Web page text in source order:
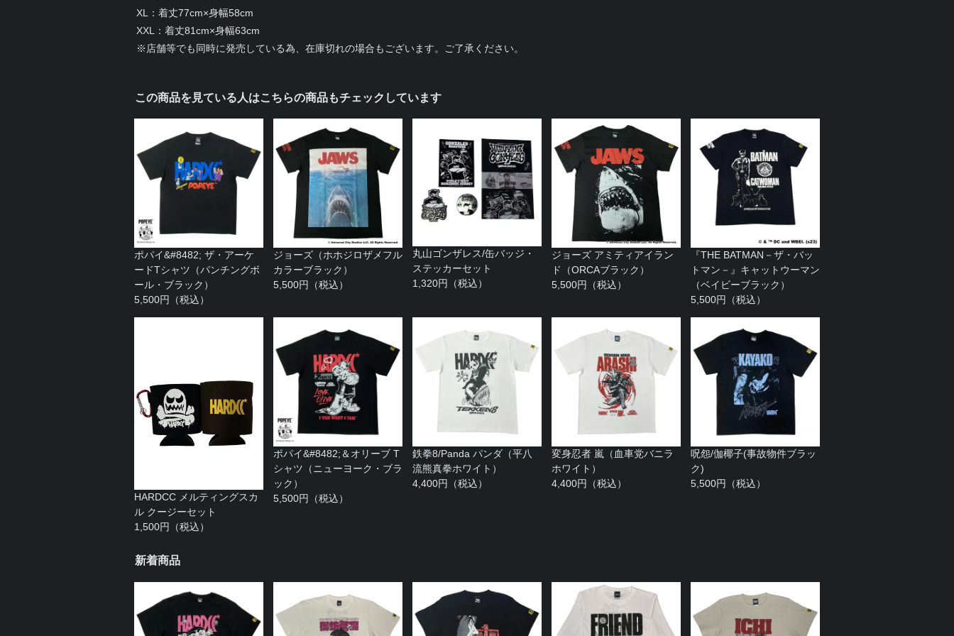
XL：着丈77cm×身幅58cm
XXL：着丈81cm×身幅63cm
※店舗等でも同時に発売している為、在庫切れの場合もございます。ご了承ください。
この商品を見ている人はこちらの商品もチェックしています
ポパイ&#8482; ザ・アーケ
ードTシャツ（パンチングボ
ール・ブラック）
5,500円（税込）
ジョーズ（ホホジロザメフル
カラーブラック）
5,500円（税込）
丸山ゴンザレス/缶バッジ・
ステッカーセット
1,320円（税込）
ジョーズ アミティアイラン
ド（ORCAブラック）
5,500円（税込）
『THE BATMAN－ザ・バッ
トマン－』キャットウーマン
（ベイビーブラック）
5,500円（税込）
HARDCC メルティングスカ
ル クージーセット
1,500円（税込）
ポパイ&#8482;＆オリーブ T
シャツ（ニューヨーク・ブラ
ック）
5,500円（税込）
鉄拳8/Panda パンダ（平八
流熊真拳ホワイト）
4,400円（税込）
変身忍者 嵐（血車党バニラ
ホワイト）
4,400円（税込）
呪怨/伽椰子(事故物件ブラッ
ク)
5,500円（税込）
新着商品